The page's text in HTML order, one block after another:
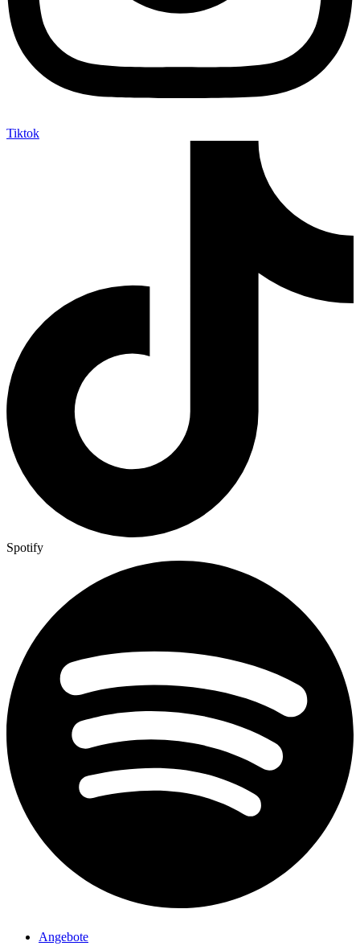
Tiktok
Spotify
Angebote